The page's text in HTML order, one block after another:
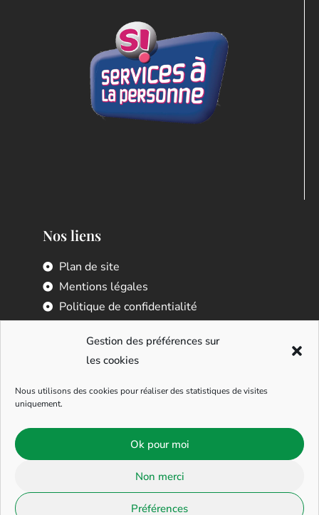
Gestion des préférences sur
les cookies
Nous utilisons des cookies pour réaliser des statistiques de visites
uniquement.
Ok pour moi
Non merci
Préférences
Nos liens
Plan de site
Mentions légales
Politique de confidentialité
Réalisation
Paysagiste | Spécialiste aquatique | Pisciniste